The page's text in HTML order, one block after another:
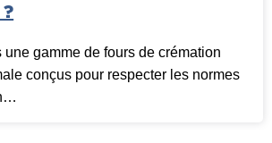
une gamme de fours de crémation
conçus pour respecter les normes